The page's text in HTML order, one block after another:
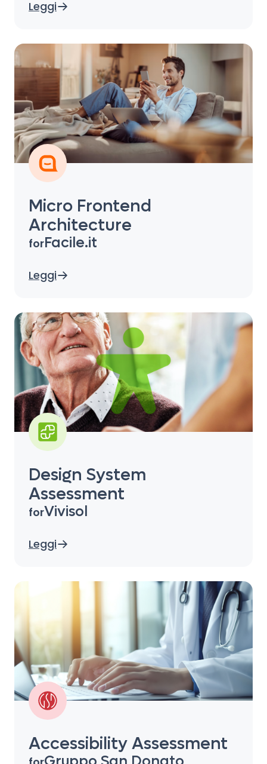
Leggi
Micro Frontend
Architecture
forFacile.it
Leggi
Design System
Assessment
forVivisol
Leggi
Accessibility Assessment